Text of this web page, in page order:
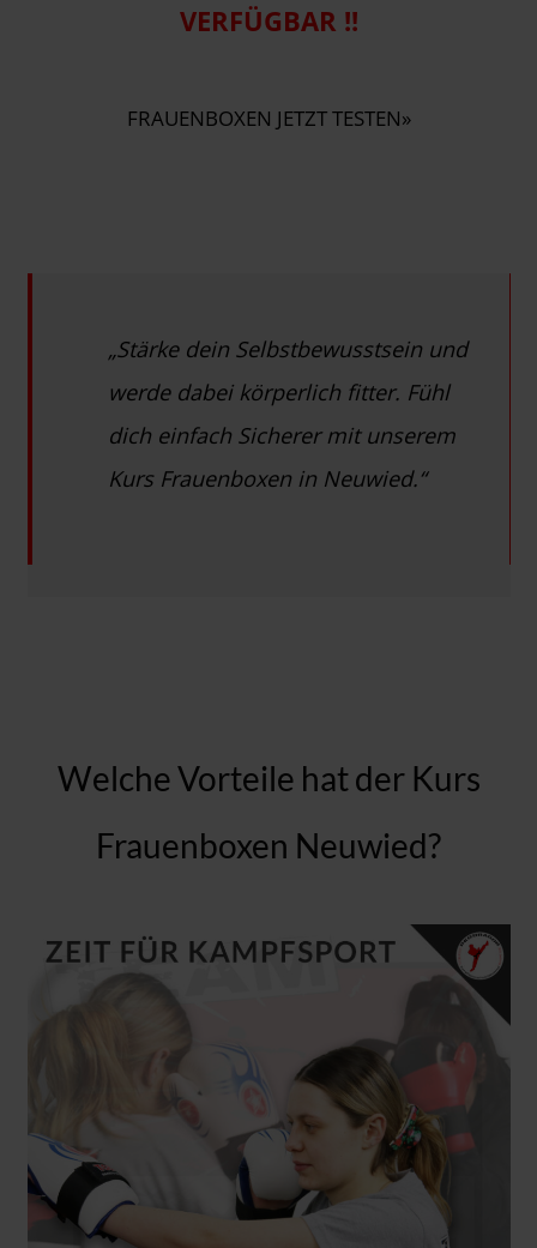
VERFÜGBAR !!
FRAUENBOXEN JETZT TESTEN»
„Stärke dein Selbstbewusstsein und
werde dabei körperlich fitter. Fühl
dich einfach Sicherer mit unserem
Kurs Frauenboxen in Neuwied.“
Welche Vorteile hat der Kurs
Frauenboxen Neuwied?